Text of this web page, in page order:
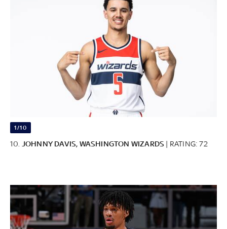
1/10
10. JOHNNY DAVIS, WASHINGTON WIZARDS | RATING: 72